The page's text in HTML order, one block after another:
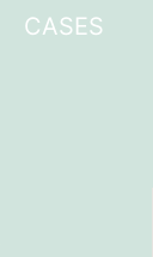
CASES